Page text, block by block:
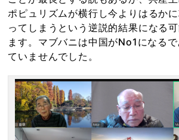
ポピュリズムが横行し今よりはるか
ってしまうという逆説的結果になる
ます。マブバニは中国がNo1になる
ていませんでした。